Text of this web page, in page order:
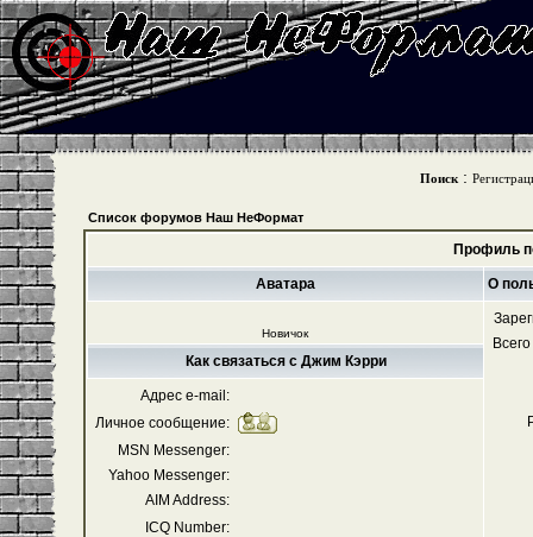
Поиск :
Список форумов Наш НеФормат
Профиль
Аватара О
Новичок
Как связаться с Джим Кэрри
Адрес e-mail:
Личное сообщение:
MSN Messenger:
Yahoo Messenger:
AIM Address:
ICQ Number: